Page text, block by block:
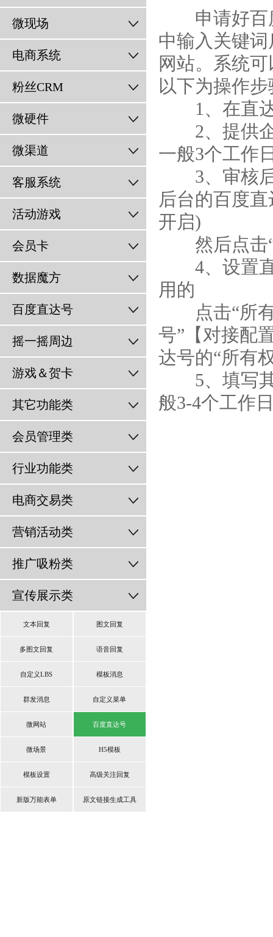
微现场
电商系统
粉丝CRM
微硬件
微渠道
客服系统
活动游戏
会员卡
数据魔方
百度直达号
摇一摇周边
游戏＆贺卡
其它功能类
会员管理类
行业功能类
电商交易类
营销活动类
推广吸粉类
宣传展示类
文本回复 图文回复
多图文回复 语音回复
自定义LBS 模板消息
群发消息 自定义菜单
微网站 百度直达号
微场景 H5模板
模板设置 高级关注回复
新版万能表单 原文链接生成工具
申请好百度
中输入关键
网站。系统
以下为操作
1、在直达
2、提供企
一般3个工作
3、审核后
后台的百度
开启)
然后点击“
4、设置直
用的
点击“所有
号”【对接配
达号的“所有
5、填写其
般3-4个工作